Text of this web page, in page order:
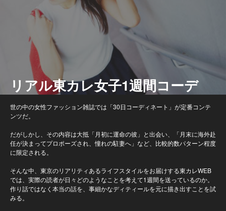
リアル東カレ女子1週間コーデ
世の中の女性ファッション雑誌では「30日コーディネート」が定番コンテ
ンツだ。
だがしかし、その内容は大抵「月初に運命の彼」と出会い、「月末に海外赴
任が決まってプロポーズされ、憧れの駐妻へ」など、比較的数パターン程度
に限定される。
そんな中、東京のリアリティあるライフスタイルをお届けする東カレWEB
では、実際の読者が日々どのようなことを考えて1週間を送っているのか。
作り話ではなく本当の話を、事細かなディティールを元に描き出すことを試
みる。